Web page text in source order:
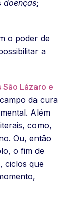
doenças;
o poder de
a
Lázaro e
da cura
Além
como,
Ou, então
o fim de
ciclos que